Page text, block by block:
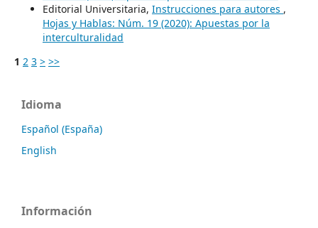
Editorial Universitaria, Instrucciones para autores ,
Hojas y Hablas: Núm. 19 (2020): Apuestas por la
interculturalidad
1 2 3 > >>
Idioma
Español (España)
English
Información